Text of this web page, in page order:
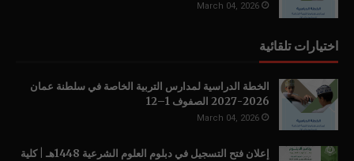
March 04, 2026
اختيارات تلقائية
الخطة الدراسية لمدارس التربية الخاصة في سلطنة عمان
2026-2027 الصفوف 1–12
March 04, 2026
إعلان فتح التسجيل في دبلوم العلوم الشرعية 1448هـ | كلية